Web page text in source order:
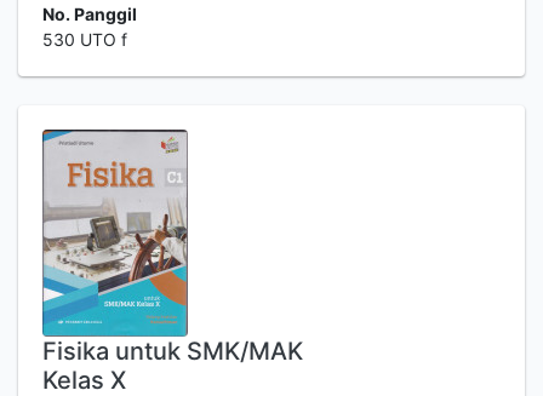
No. Panggil
530 UTO f
Fisika untuk SMK/MAK
Kelas X